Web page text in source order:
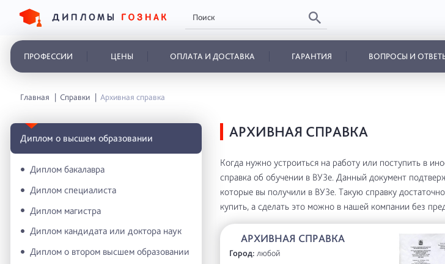
ПРОФЕССИИ ЦЕНЫ ОПЛАТА И ДОСТАВКА ГАРАНТИЯ ВОПРОСЫ И
Главная Справки Архивная справка
Диплом о высшем образовании
Диплом бакалавра
Диплом специалиста
Диплом магистра
Диплом кандидата или доктора наук
Диплом о втором высшем образовании
АРХИВНАЯ СПРАВКА
Когда нужно устроиться на работу или поступить в
справка об обучении в ВУЗе. Данный документ
которые вы получили в ВУЗе. Такую справку
купить, а сделать это можно в нашей компании без
АРХИВНАЯ СПРАВКА
Город: любой